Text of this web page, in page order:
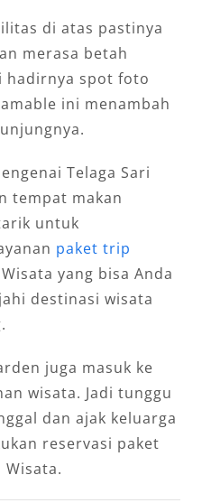
di atas pastinya
merasa betah
hadirnya spot foto
ini menambah
Telaga Sari
tempat makan
untuk
paket trip
yang bisa Anda
destinasi wisata
juga masuk ke
wisata. Jadi tunggu
dan ajak keluarga
reservasi paket
Wisata.